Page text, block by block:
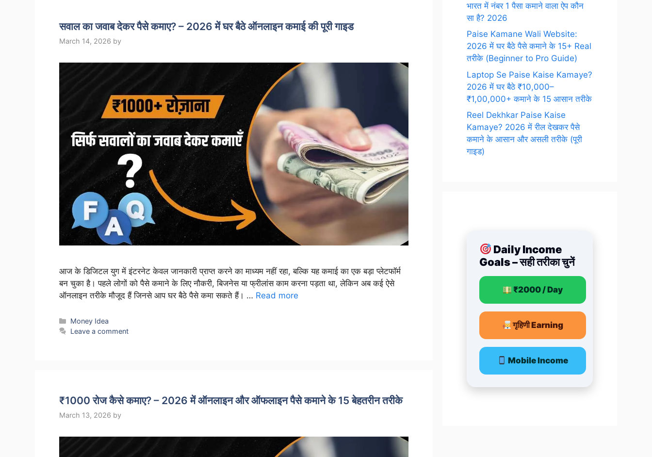
सवाल का जवाब देकर पैसे कमाए? – 2026 में घर बैठे ऑनलाइन कमाई की पूरी गाइड
March 14, 2026 by
आज के डिजिटल युग में इंटरनेट केवल जानकारी प्राप्त करने का माध्यम नहीं रहा, बल्कि यह कमाई का एक बड़ा प्लेटफॉर्म
बन चुका है। पहले लोगों को पैसे कमाने के लिए नौकरी, बिजनेस या फ्रीलांस काम करना पड़ता था, लेकिन अब कई ऐसे
ऑनलाइन तरीके मौजूद हैं जिनसे आप घर बैठे पैसे कमा सकते हैं। … Read more
Categories
Money Idea
Leave a comment
₹1000 रोज कैसे कमाए? – 2026 में ऑनलाइन और ऑफलाइन पैसे कमाने के 15 बेहतरीन तरीके
March 13, 2026 by
भारत में नंबर 1 पैसा कमाने वाला ऐप कौन
सा है? 2026
Paise Kamane Wali Website:
2026 में घर बैठे पैसे कमाने के 15+ Real
तरीके (Beginner to Pro Guide)
Laptop Se Paise Kaise Kamaye?
2026 में घर बैठे ₹10,000–
₹1,00,000+ कमाने के 15 आसान तरीके
Reel Dekhkar Paise Kaise
Kamaye? 2026 में रील देखकर पैसे
कमाने के आसान और असली तरीके (पूरी
गाइड)
Daily Income
Goals – सही तरीका चुनें
₹2000 / Day
गृहिणी Earning
Mobile Income